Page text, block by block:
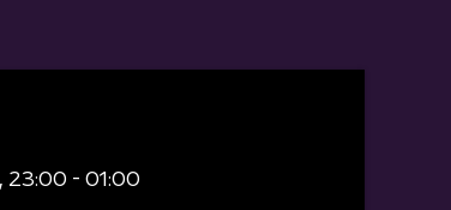
23:00 - 01:00